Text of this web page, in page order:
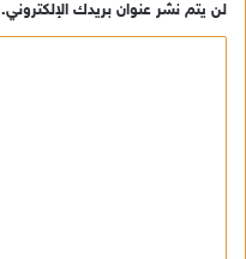
لن يتم نشر عنوان بريدك الإلكتروني.